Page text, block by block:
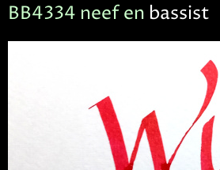
BB4334 neef en bassist